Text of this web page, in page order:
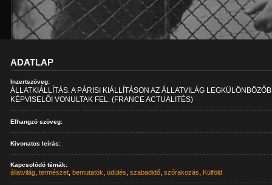
ADATLAP
Inzertszöveg:
ÁLLATKIÁLLÍTÁS. A PÁRISI KIÁLLÍTÁSON AZ ÁLLATVILÁG
KÉPVISELŐI VONULTAK FEL. (FRANCE ACTUALITÉS)
Elhangzó szöveg:
Kivonatos leírás:
Kapcsolódó témák:
állatvilág ,természet ,bemutatók ,üdülés ,szabadidő ,szórakozás Külföld